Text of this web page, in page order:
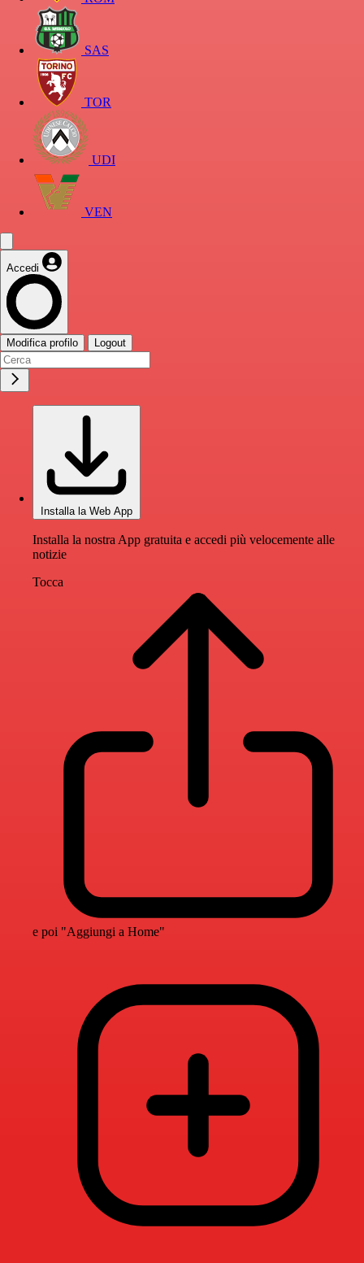
SAS
TOR
UDI
VEN
Accedi
Modifica profilo Logout
Installa la Web App
Installa la nostra App gratuita e accedi più velocemente alle
notizie
Tocca
e poi "Aggiungi a Home"